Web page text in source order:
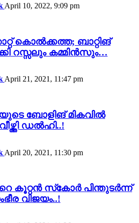
April 10, 2022, 9:09 pm
കൊൽക്കത്ത; ബാറ്റിങ്
റസ്സലും കമ്മിൻസും…
April 21, 2021, 11:47 pm
ബോളിങ് മികവിൽ
ഡൽഹി..!
April 20, 2021, 11:30 pm
കൂറ്റൻ സ്‌കോർ പിന്തുടർന്ന്
വിജയം..!